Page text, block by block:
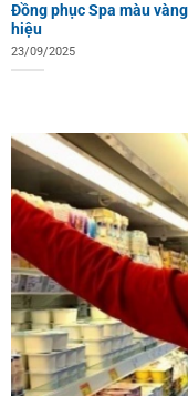
Đồng phục Spa màu
hiệu
23/09/2025